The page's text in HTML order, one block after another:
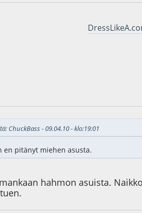
ChuckBass - 09.04.10 - klo:19:01
en pitänyt miehen asusta.
hahmon asuista.